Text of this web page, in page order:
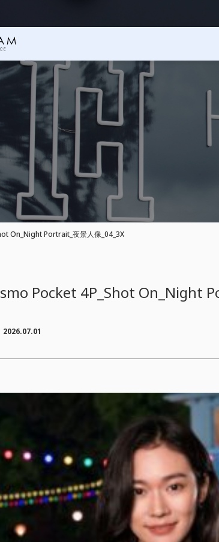
On_Night Portrait_夜景人像_04_3X
Pocket 4P_Shot On_Night
2026.07.01